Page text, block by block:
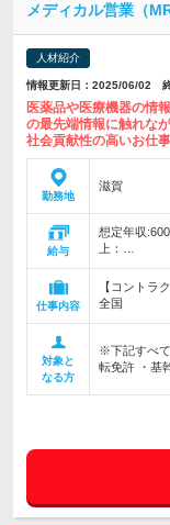
メディカル営業（MR
人材紹介
情報更新日：2025/06/02
医薬品や医療機器の情
の最先端情報に触れな
社会貢献性の高いお仕事
勤務地
滋賀
給与
想定年収
上：…
仕事内容
【コントラ
全国
対象と
なる方
※下記すべ
転免許 ・基